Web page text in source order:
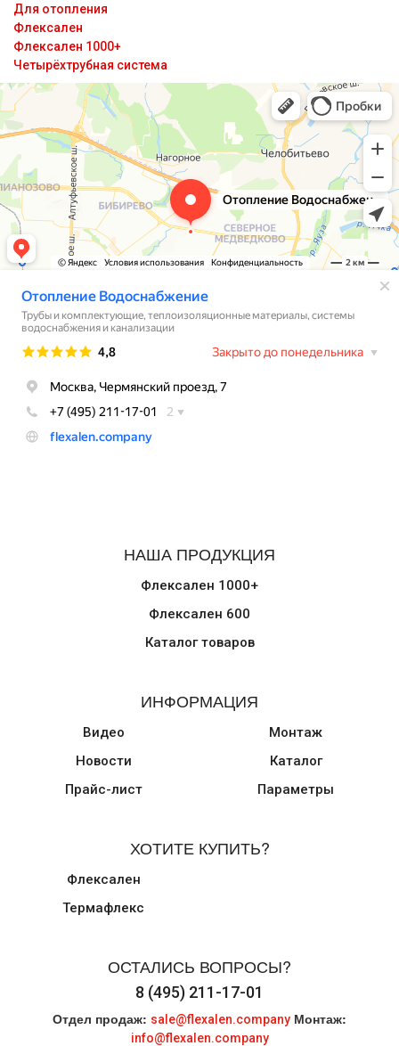
Для отопления
Флексален
Флексален 1000+
Четырёхтрубная система
НАША ПРОДУКЦИЯ
Флексален 1000+
Флексален 600
Каталог товаров
ИНФОРМАЦИЯ
Видео
Новости
Прайс-лист
Монтаж
Каталог
Параметры
ХОТИТЕ КУПИТЬ?
Флексален
Термафлекс
ОСТАЛИСЬ ВОПРОСЫ?
8 (495) 211-17-01
Отдел продаж: sale@flexalen.company Монтаж:
info@flexalen.company